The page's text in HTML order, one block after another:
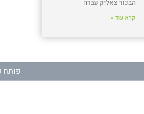
הבכור צאליק עברה
קרא עוד »
פותח